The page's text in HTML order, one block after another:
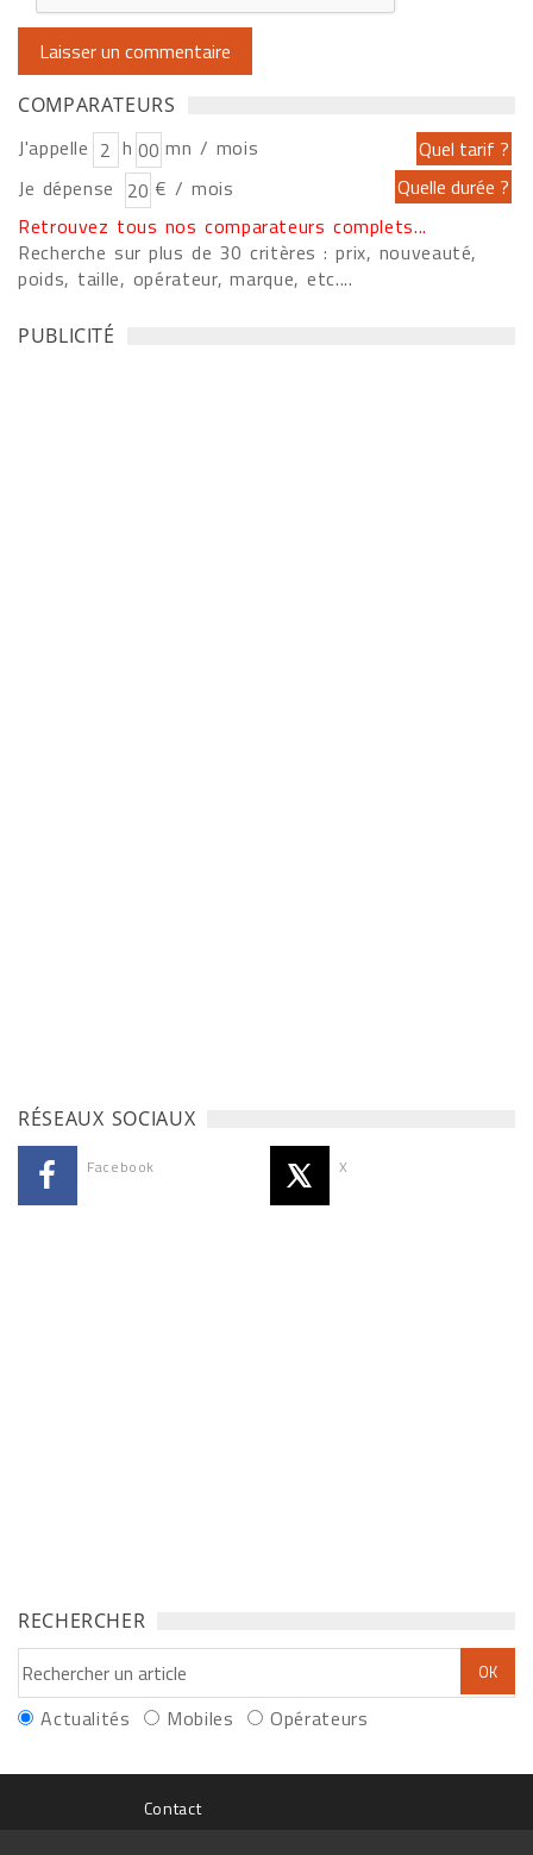
COMPARATEURS
J'appelle h
mn / mois
Je dépense
€ / mois
Retrouvez tous nos comparateurs complets...
Recherche sur plus de 30 critères : prix, nouveauté,
poids, taille, opérateur, marque, etc....
PUBLICITÉ
RÉSEAUX SOCIAUX
Facebook X
RECHERCHER
Actualités Mobiles Opérateurs
Contact